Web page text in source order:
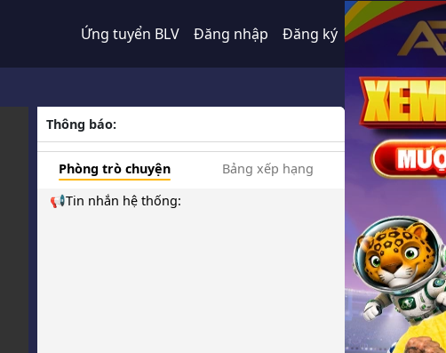
Ứng tuyển BLV Đăng nhập Đăng ký
Thông báo:
Phòng trò chuyện
Bảng xếp hạng
📢Tin nhắn hệ thống: